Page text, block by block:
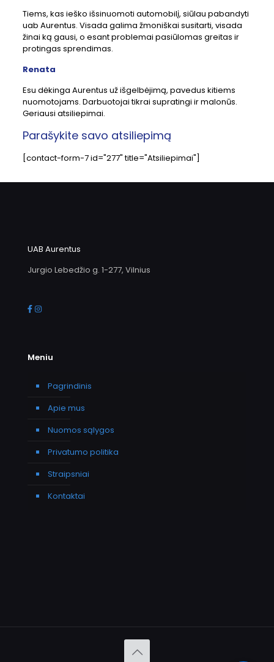
Tiems, kas ieško išsinuomoti automobilį, siūlau pabandyti
uab Aurentus. Visada galima žmoniškai susitarti, visada
žinai ką gausi, o esant problemai pasiūlomas greitas ir
protingas sprendimas.
Renata
Esu dėkinga Aurentus už išgelbėjimą, pavedus kitiems
nuomotojams. Darbuotojai tikrai supratingi ir malonūs.
Geriausi atsiliepimai.
Parašykite savo atsiliepimą
[contact-form-7 id="277" title="Atsiliepimai"]
UAB Aurentus
Jurgio Lebedžio g. 1-277, Vilnius
Meniu
Pagrindinis
Apie mus
Nuomos sąlygos
Privatumo politika
Straipsniai
Kontaktai